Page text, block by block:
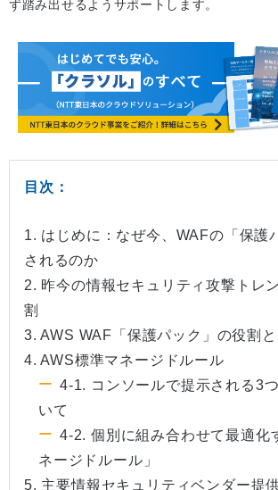
ず踏み出せるようサポートします。
目次：
1. はじめに：なぜ今、WAFの「保護
されるのか
2. 昨今の情報セキュリティ攻撃トレ
割
3. AWS WAF「保護パック」の役割
4. AWS標準マネージドルール
4-1. コンソールで提示される3
いて
4-2. 個別に組み合わせて最適化
ネージドルール」
5. 主要情報セキュリティベンダー提